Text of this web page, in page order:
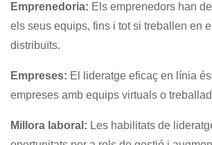
Emprenedoria: Els emprenedors han
els seus equips, fins i tot si treballen en
distribuïts.
Empreses: El lideratge eficaç en línia
empreses amb equips virtuals o
Millora laboral: Les habilitats de